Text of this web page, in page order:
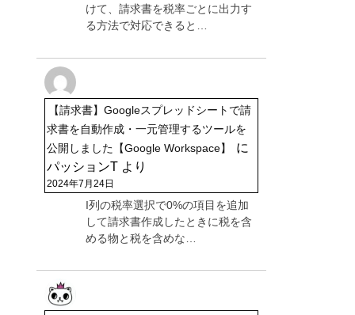
けて、請求書を税率ごとに出力す
る方法で対応できると…
【請求書】Googleスプレッドシートで請
求書を自動作成・一元管理するツールを
公開しました【Google Workspace】
に
パッションT より
2024年7月24日
I列の税率選択で0%の項目を追加
して請求書作成したときに税を含
める物と税を含めな…